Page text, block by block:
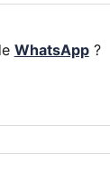
WhatsApp?